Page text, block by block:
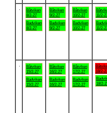
Båtviken
8/2-27
Badviken
8/2-27
Båtviken
9/2-27
Badviken
9/2-27
Båtviken
10/2-27
Badviken
10/2-27
11/2-
11/2-
Båtviken
15/2-27
Badviken
15/2-27
Båtviken
16/2-27
Badviken
16/2-27
Båtviken
17/2-27
Badviken
17/2-27
18/2-
18/2-